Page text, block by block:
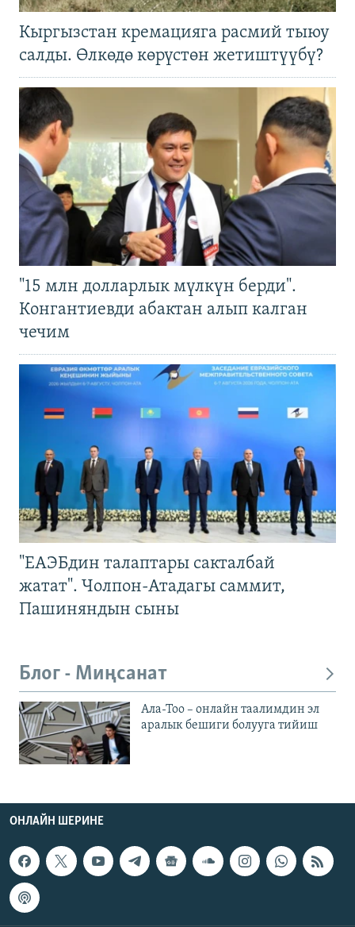
Кыргызстан кремацияга расмий тыюу
салды. Өлкөдө көрүстөн жетиштүүбү?
"15 млн долларлык мүлкүн берди".
Конгантиевди абактан алып калган
чечим
"ЕАЭБдин талаптары сакталбай
жатат". Чолпон-Атадагы саммит,
Пашиняндын сыны
Блог - Миңсанат
Ала-Тоо – онлайн таалимдин эл
аралык бешиги болууга тийиш
ОНЛАЙН ШЕРИНЕ